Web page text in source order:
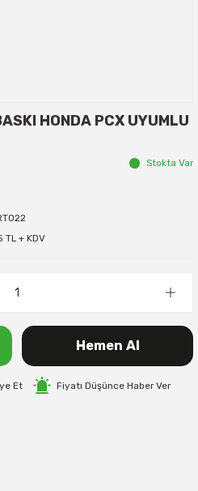
HONDA PCX UYUMLU
Stokta Var
TL + KDV
Hemen Al
Et Fiyatı Düşünce Haber Ver